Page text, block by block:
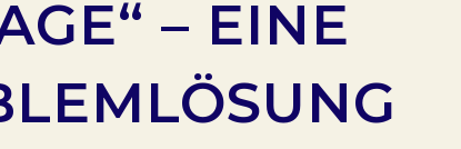
– EINE